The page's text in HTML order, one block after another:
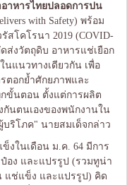
าหารไทยปลอดการปน
with Safety) พร้อม
สโคโรนา 2019 (COVID-
ส่งวัตถุดิบ อาหารแช่เยือก
นแนวทางเดียวกัน เพื่อ
ตอกย้ำศักยภาพและ
ขั้นตอน ตั้งแต่การผลิต
กันตนเองของพนักงานใน
บริโภค" นายสมเด็จกล่าว
งในเดือน ม.ค. 64 มีการ
อง และแปรรูป (รวมทูน่า
แช่แข็ง และแปรรูป) คิด